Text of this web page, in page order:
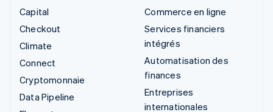
Capital
Checkout
Climate
Connect
Cryptomonnaie
Data Pipeline
Commerce en ligne
Services financiers
intégrés
Automatisation des
finances
Entreprises
internationales